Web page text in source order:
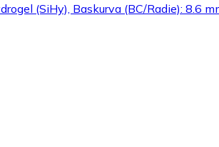
(SiHy), Baskurva (BC/Radie): 8.6